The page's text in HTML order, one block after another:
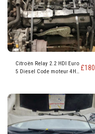
Citroën Relay 2.2 HDI Euro
5 Diesel Code moteur 4HG £